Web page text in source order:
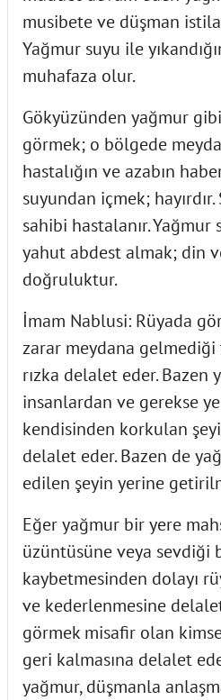
musibete ve düşman
Yağmur suyu ile
muhafaza olur.
Gökyüzünden yağmur gibi
görmek; o bölgede
hastalığın ve azabın
suyundan içmek;
sahibi hastalanır.
yahut abdest almak; din
doğruluktur.
İmam Nablusi: Rüyada
zarar meydana
rızka delalet eder. Bazen
insanlardan ve gerekse
kendisinden korkulan
delalet eder. Bazen de
edilen şeyin yerine
Eğer yağmur bir yere
üzüntüsüne veya sevdiği
kaybetmesinden dolayı
ve kederlenmesine
görmek misafir olan
geri kalmasına delalet
yağmur, düşmanla